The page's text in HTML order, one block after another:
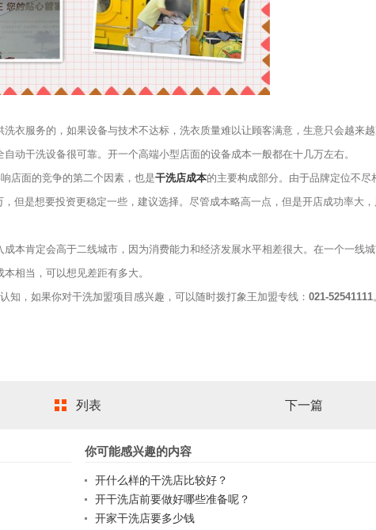
衣服务的，如果设备与技术不达标，洗衣质量难以让顾客满意，生意只会越来
动干洗设备很可靠。开一个高端小型店面的设备成本一般都在十几万左右。
店面的竞争的第二个因素，也是干洗店成本的主要构成部分。由于品牌定位不尽
但是想要投资更稳定一些，建议选择。尽管成本略高一点，但是开店成功率大，
肯定会高于二线城市，因为消费能力和经济发展水平相差很大。在一个一线
相当，可以想见差距有多大。
知，如果你对干洗加盟项目感兴趣，可以随时拨打象王加盟专线： 021-52541111。
列表 下一篇
你可能感兴趣的内容
开什么样的干洗店比较好？
开干洗店前要做好哪些准备呢？
开家干洗店要多少钱